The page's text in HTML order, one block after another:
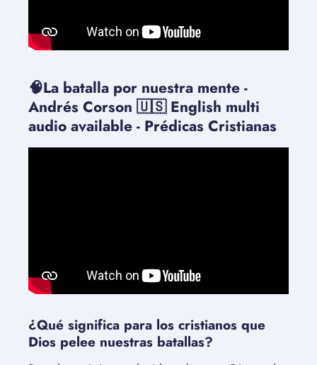
🧠La batalla por nuestra mente -
Andrés Corson 🇺🇸 English multi
audio available - Prédicas Cristianas
¿Qué significa para los cristianos que
Dios pelee nuestras batallas?